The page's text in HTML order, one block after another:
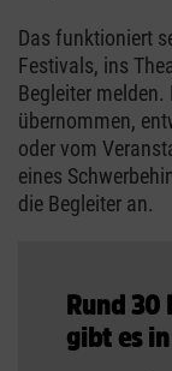
Das funktioniert
Festivals, ins
Begleiter melden.
übernommen,
oder vom
eines
die Begleiter an.
Rund
gibt es